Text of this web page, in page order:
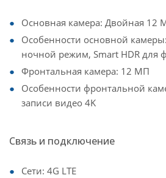
Основная камера: Двойная 12
Особенности основной
ночной режим, Smart HDR для
Фронтальная камера: 12 МП
Особенности фронтальной
записи видео 4K
Связь и подключение
Сети: 4G LTE